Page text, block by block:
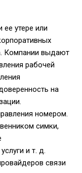
утере или
Компании выдают
рабочей
на
номером.
симки,
и т. д.
связи